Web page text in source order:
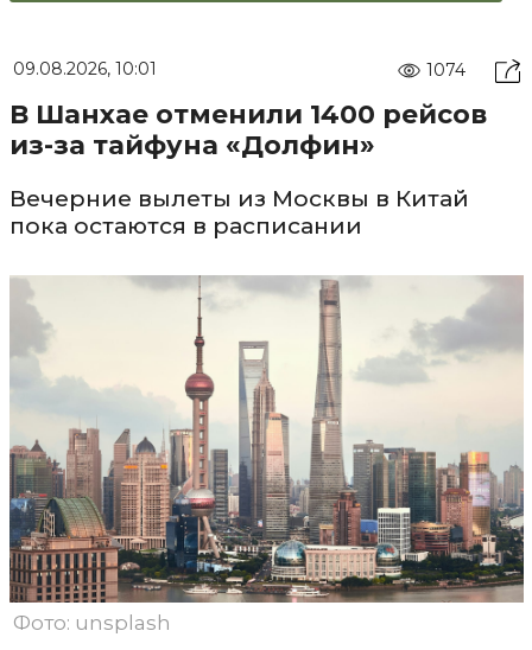
09.08.2026, 10:01 1074
В Шанхае отменили 1400 рейсов
из-за тайфуна «Долфин»
Вечерние вылеты из Москвы в Китай
пока остаются в расписании
Фото: unsplash